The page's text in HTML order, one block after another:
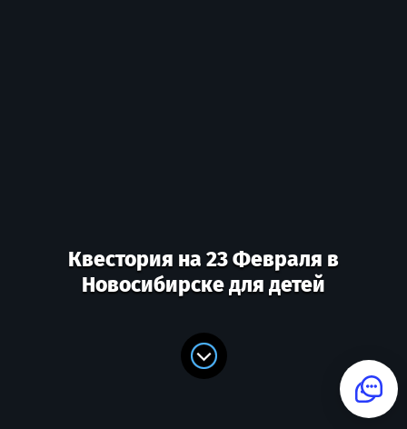
Квестория на 23 Февраля в
Новосибирске для детей